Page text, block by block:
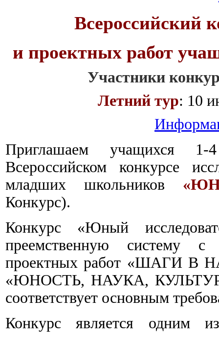
Всероссийский
и проектных работ
Участники
Летний тур: 10
Приглашаем учащихся
Всероссийском конкурсе
младших школьников
Конкурс).
Конкурс «Юный
преемственную систему с
проектных работ «ШАГИ В
«ЮНОСТЬ, НАУКА,
соответствует основным
Конкурс является одним